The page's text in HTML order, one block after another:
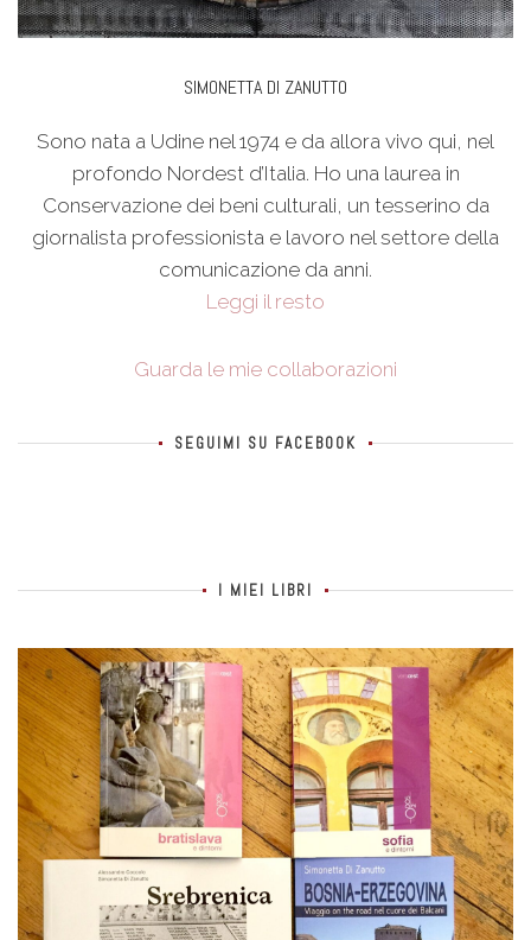
SIMONETTA DI ZANUTTO
Sono nata a Udine nel 1974 e da allora vivo qui, nel
profondo Nordest d’Italia. Ho una laurea in
Conservazione dei beni culturali, un tesserino da
giornalista professionista e lavoro nel settore della
comunicazione da anni.
Leggi il resto
Guarda le mie collaborazioni
SEGUIMI SU FACEBOOK
I MIEI LIBRI